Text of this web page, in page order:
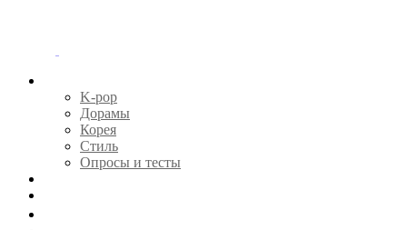
K-pop
Дорамы
Корея
Стиль
Опросы и тесты